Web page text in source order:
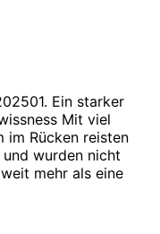
Ein starker
Mit viel
im Rücken reisten
wurden nicht
mehr als eine